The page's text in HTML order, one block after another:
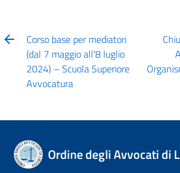
Corso base per mediatori
(dal 7 maggio all’8 luglio
2024) – Scuola Superiore
Avvocatura
Ordine degli Avvocati di